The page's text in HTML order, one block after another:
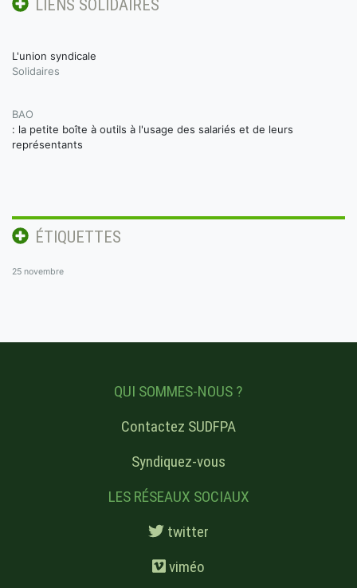
LIENS SOLIDAIRES
L'union syndicale
Solidaires
BAO
: la petite boîte à outils à l'usage des salariés et de leurs
représentants
ÉTIQUETTES
25 novembre
QUI SOMMES-NOUS ?
Contactez SUDFPA
Syndiquez-vous
LES RÉSEAUX SOCIAUX
twitter
viméo